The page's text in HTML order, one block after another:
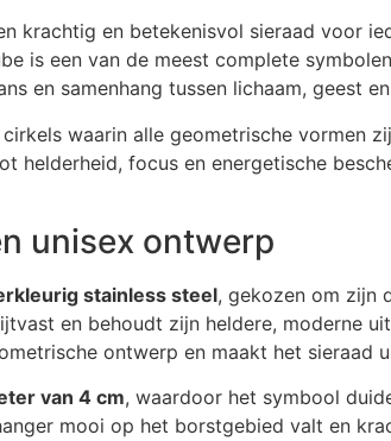
krachtig en betekenisvol sieraad voor
is een van de meest complete
en samenhang tussen lichaam, geest
waarin alle geometrische vormen
helderheid, focus en energetische
unisex ontwerp
stainless steel, gekozen om zijn
en behoudt zijn heldere, moderne
ontwerp en maakt het sieraad
van 4 cm, waardoor het symbool
mooi op het borstgebied valt en